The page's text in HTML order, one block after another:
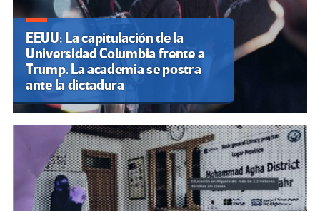
EEUU: La capitulación de la
Universidad Columbia frente a
Trump. La academia se postra
ante la dictadura